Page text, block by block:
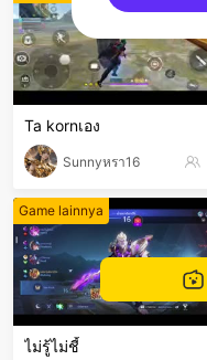
Ta kornเอง
Sunnyหรา16
Game lainnya
ไม่รู้ไม่ชี้
sentinelEnd